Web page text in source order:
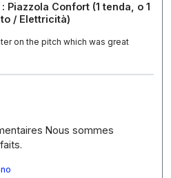
Confort (1 tenda, o 1
/ Elettricità)
on the pitch which was great
Nous sommes